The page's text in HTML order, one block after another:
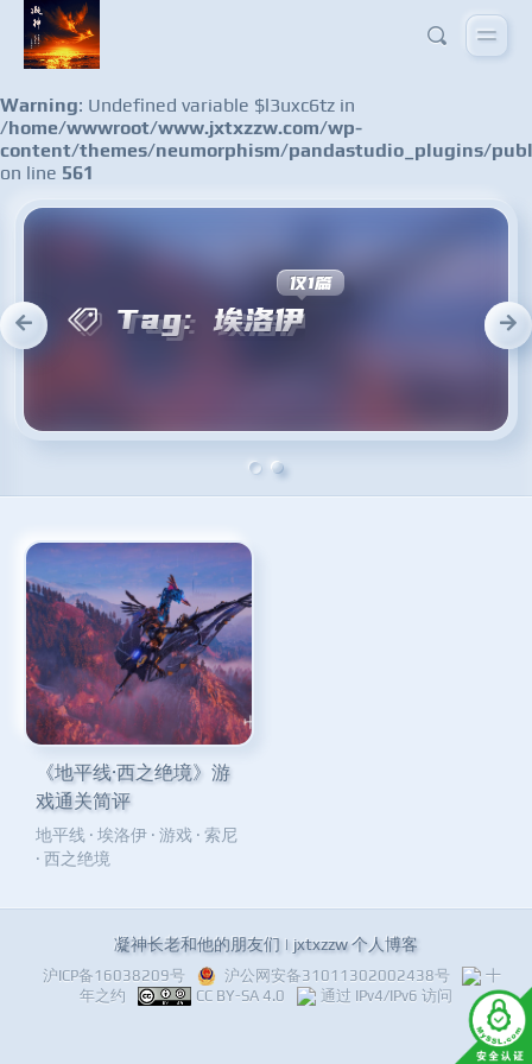
Warning: Undefined variable $l3uxc6tz in
/home/wwwroot/www.jxtxzzw.com/wp-
content/themes/neumorphism/pandastudio_plugins/
on line 561
《地平线·西之绝境》游
戏通关简评
地平线 · 埃洛伊 · 游戏 · 索尼
· 西之绝境
凝神长老和他的朋友们 | jxtxzzw 个人博客
沪ICP备16038209号 沪公网安备31011302002438号
十
年之约
CC BY-SA 4.0 通过 IPv4/IPv6 访问